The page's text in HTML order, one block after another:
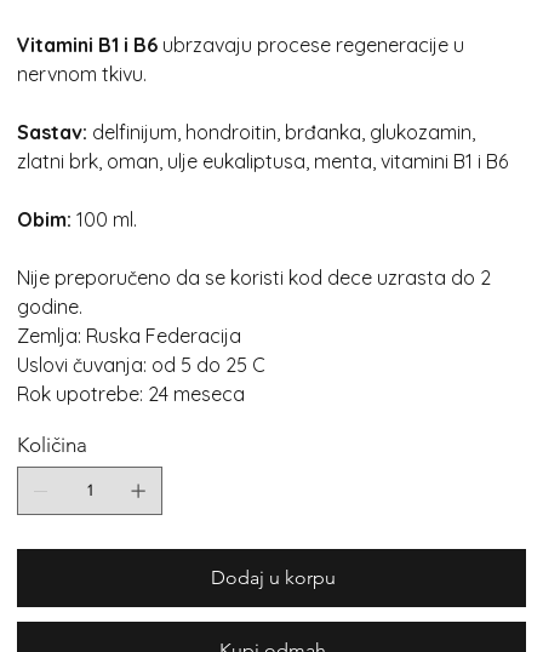
Vitamini B1 i B6 ubrzavaju procese regeneracije u
nervnom tkivu.
Sastav: delfinijum, hondroitin, brđanka, glukozamin,
zlatni brk, oman, ulje eukaliptusa, menta, vitamini B1 i B6
Obim: 100 ml.
Nije preporučeno da se koristi kod dece uzrasta do 2
godine.
Zemlja: Ruska Federacija
Uslovi čuvanja: od 5 do 25 C
Rok upotrebe: 24 meseca
Količina
Dodaj u korpu